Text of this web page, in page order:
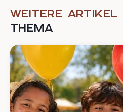
WEITERE ARTIKEL
THEMA